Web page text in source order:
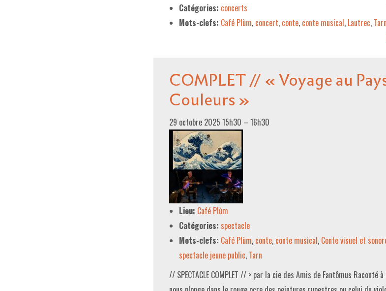
Catégories: concerts
Mots-clefs: Café Plùm, concert, conte, conte musical, Lautrec, Tarn
COMPLET // « Voyage au
Couleurs »
29 octobre 2025 15h30 – 16h30
Lieu: Café Plùm
Catégories: spectacle
Mots-clefs: Café Plùm, conte, conte musical, Conte visuel et
spectacle jeune public, Tarn
// SPECTACLE COMPLET // > par la cie des Amis de Fantômus